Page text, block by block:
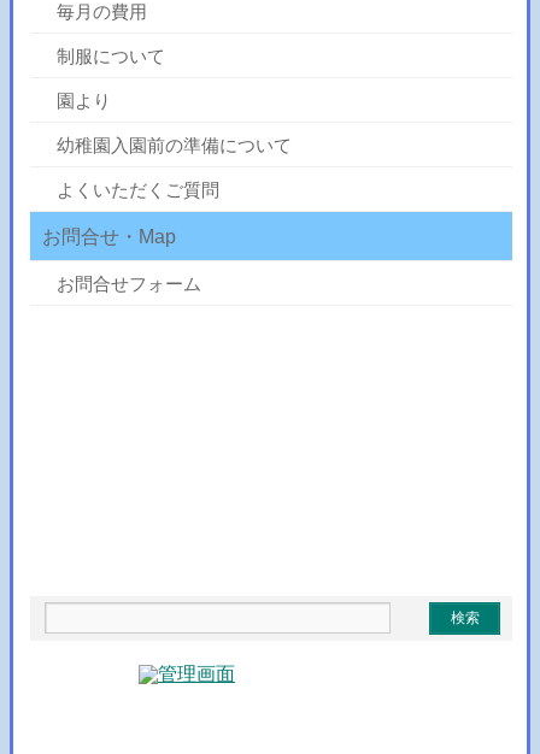
毎月の費用
制服について
園より
幼稚園入園前の準備について
よくいただくご質問
お問合せ・Map
お問合せフォーム